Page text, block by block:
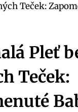
Teček:
Pleť
Teček: